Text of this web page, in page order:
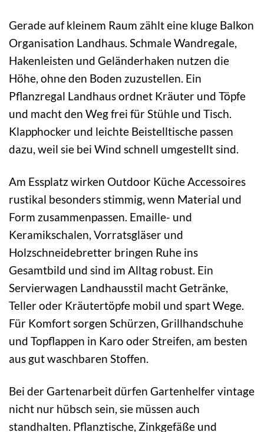
Gerade auf kleinem Raum zählt eine kluge Balkon
Organisation Landhaus. Schmale Wandregale,
Hakenleisten und Geländerhaken nutzen die
Höhe, ohne den Boden zuzustellen. Ein
Pflanzregal Landhaus ordnet Kräuter und Töpfe
und macht den Weg frei für Stühle und Tisch.
Klapphocker und leichte Beistelltische passen
dazu, weil sie bei Wind schnell umgestellt sind.
Am Essplatz wirken Outdoor Küche Accessoires
rustikal besonders stimmig, wenn Material und
Form zusammenpassen. Emaille- und
Keramikschalen, Vorratsgläser und
Holzschneidebretter bringen Ruhe ins
Gesamtbild und sind im Alltag robust. Ein
Servierwagen Landhausstil macht Getränke,
Teller oder Kräutertöpfe mobil und spart Wege.
Für Komfort sorgen Schürzen, Grillhandschuhe
und Topflappen in Karo oder Streifen, am besten
aus gut waschbaren Stoffen.
Bei der Gartenarbeit dürfen Gartenhelfer vintage
nicht nur hübsch sein, sie müssen auch
standhalten. Pflanztische, Zinkgefäße und